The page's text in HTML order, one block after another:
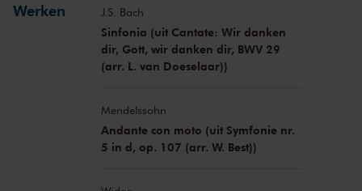
Werken J.S. Bach
Sinfonia (uit Cantate: Wir danken
dir, Gott, wir danken dir, BWV 29
(arr. L. van Doeselaar))
Mendelssohn
Andante con moto (uit Symfonie nr.
5 in d, op. 107 (arr. W. Best))